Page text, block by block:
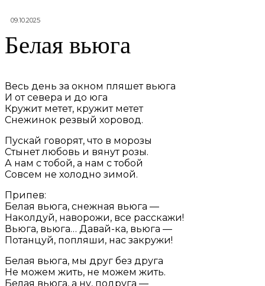
09.10.2025
Белая вьюга
Весь день за окном пляшет вьюга
И от севера и до юга
Кружит метет, кружит метет
Снежинок резвый хоровод.
Пускай говорят, что в морозы
Стынет любовь и вянут розы.
А нам с тобой, а нам с тобой
Совсем не холодно зимой.
Припев:
Белая вьюга, снежная вьюга —
Наколдуй, наворожи, все расскажи!
Вьюга, вьюга… Давай-ка, вьюга —
Потанцуй, попляши, нас закружи!
Белая вьюга, мы друг без друга
Не можем жить, не можем жить.
Белая вьюга, а ну, подруга —